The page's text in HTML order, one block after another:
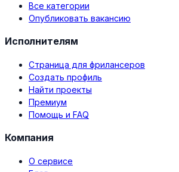
Все категории
Опубликовать вакансию
Исполнителям
Страница для фрилансеров
Создать профиль
Найти проекты
Премиум
Помощь и FAQ
Компания
О сервисе